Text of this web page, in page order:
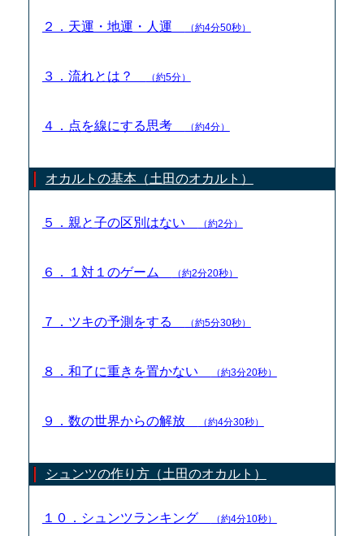
２．天運・地運・人運 （約4分50秒）
３．流れとは？ （約5分）
４．点を線にする思考 （約4分）
オカルトの基本（土田のオカルト）
５．親と子の区別はない （約2分）
６．１対１のゲーム （約2分20秒）
７．ツキの予測をする （約5分30秒）
８．和了に重きを置かない （約3分20秒）
９．数の世界からの解放 （約4分30秒）
シュンツの作り方（土田のオカルト）
１０．シュンツランキング （約4分10秒）